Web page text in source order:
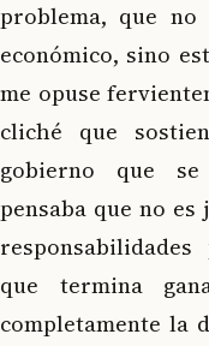
problema, que
económico, sino
me opuse
cliché que
gobierno que se
pensaba que no
que termina
completamente la